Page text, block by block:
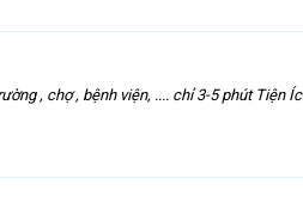
, chợ , bệnh viện, .... chỉ 3-5 phút Tiện